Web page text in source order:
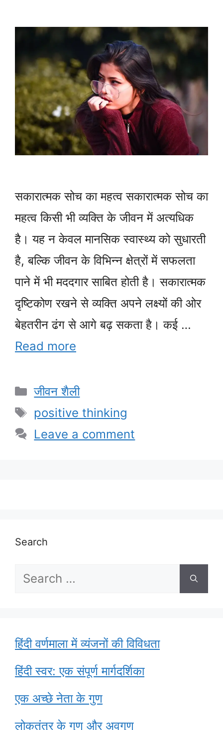
सकारात्मक सोच का महत्व सकारात्मक सोच का
महत्व किसी भी व्यक्ति के जीवन में अत्यधिक
है। यह न केवल मानसिक स्वास्थ्य को सुधारती
है, बल्कि जीवन के विभिन्न क्षेत्रों में सफलता
पाने में भी मददगार साबित होती है। सकारात्मक
दृष्टिकोण रखने से व्यक्ति अपने लक्ष्यों की ओर
बेहतरीन ढंग से आगे बढ़ सकता है। कई …
Read more
Categories
जीवन शैली
Tags
positive thinking
Leave a comment
Search
Search
हिंदी वर्णमाला में व्यंजनों की विविधता
हिंदी स्वर: एक संपूर्ण मार्गदर्शिका
एक अच्छे नेता के गुण
लोकतंत्र के गुण और अवगुण